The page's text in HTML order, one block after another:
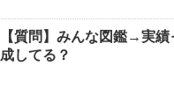
【質問】みんな図鑑→実
成してる？